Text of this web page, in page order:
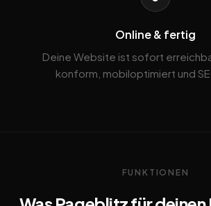
Online & fertig
Deine Website ist sofort
konform, mobiloptimiert und
FUNKTIONEN